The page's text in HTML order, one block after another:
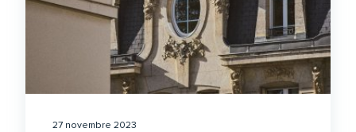
27 novembre 2023